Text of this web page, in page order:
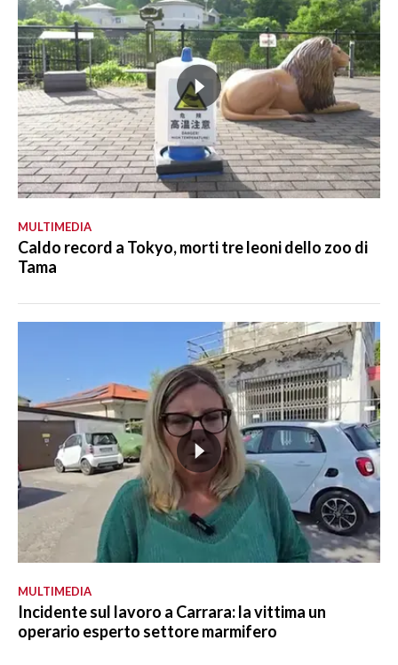
MULTIMEDIA
Caldo record a Tokyo, morti tre leoni dello zoo di
Tama
MULTIMEDIA
Incidente sul lavoro a Carrara: la vittima un
operario esperto settore marmifero